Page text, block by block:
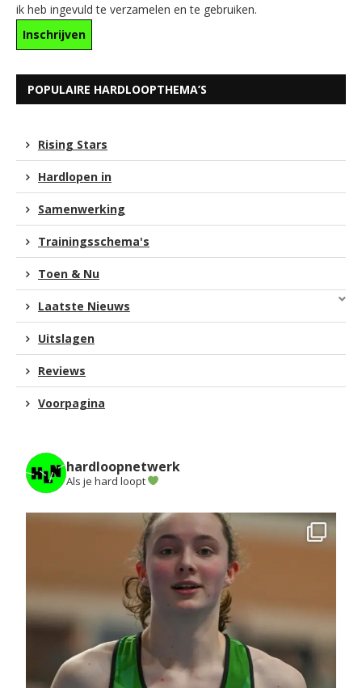
ik heb ingevuld te verzamelen en te gebruiken.
POPULAIRE HARDLOOPTHEMA’S
Rising Stars
Hardlopen in
Samenwerking
Trainingsschema's
Toen & Nu
Laatste Nieuws
Uitslagen
Reviews
Voorpagina
hardloopnetwerk
Als je hard loopt